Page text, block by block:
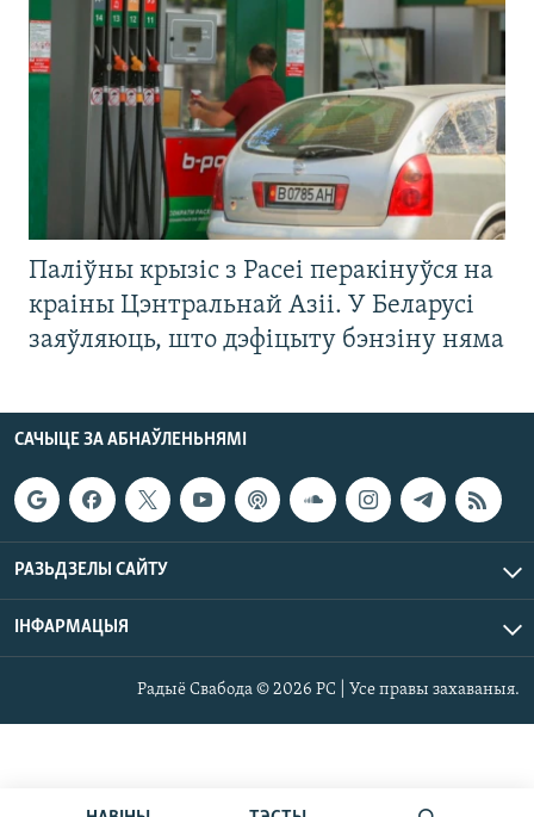
Паліўны крызіс з Расеі перакінуўся на
краіны Цэнтральнай Азіі. У Беларусі
заяўляюць, што дэфіцыту бэнзіну няма
САЧЫЦЕ ЗА АБНАЎЛЕНЬНЯМІ
РАЗЬДЗЕЛЫ САЙТУ
ІНФАРМАЦЫЯ
Радыё Свабода © 2026 РС | Усе правы захаваныя.